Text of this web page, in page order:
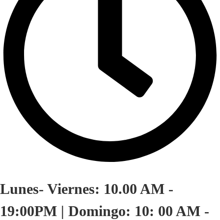
Lunes- Viernes: 10.00 AM -
19:00PM | Domingo: 10: 00 AM -